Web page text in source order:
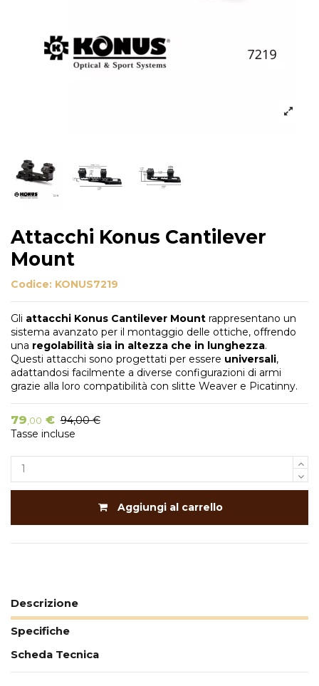
Attacchi Konus Cantilever
Mount
Codice: KONUS7219
Gli attacchi Konus Cantilever Mount rappresentano un
sistema avanzato per il montaggio delle ottiche, offrendo
una regolabilità sia in altezza che in lunghezza.
Questi attacchi sono progettati per essere universali,
adattandosi facilmente a diverse configurazioni di armi
grazie alla loro compatibilità con slitte Weaver e Picatinny.
79,00 € 94,00 €
Tasse incluse
Aggiungi al carrello
Descrizione
Specifiche
Scheda Tecnica